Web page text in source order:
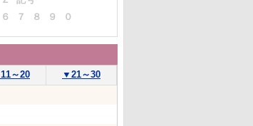
６ ７ ８ ９ ０
11～20 ▼ 21～30